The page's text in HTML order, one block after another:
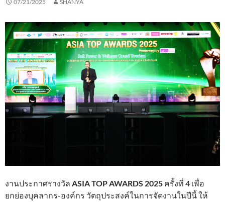
07/21/2025 SHANYA
งานประกาศรางวัล ASIA TOP AWARDS 2025 ครั้งที่ 4 เพื่อ
ยกย่องบุคลากร-องค์กร วัตถุประสงค์ในการจัดงานในปีนี้ ให้